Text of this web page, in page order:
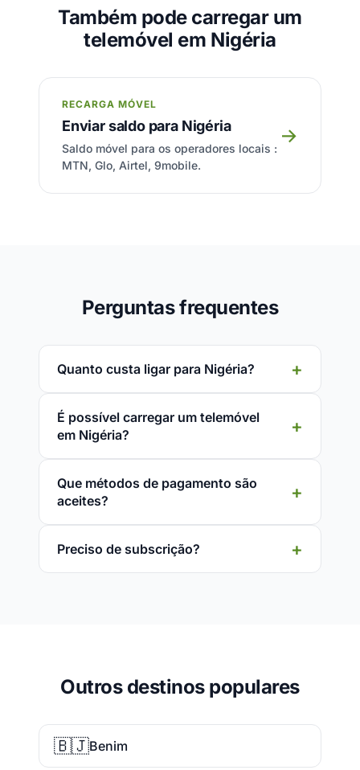
Também pode carregar um
telemóvel em Nigéria
RECARGA MÓVEL
Enviar saldo para Nigéria
Saldo móvel para os operadores locais :
MTN, Glo, Airtel, 9mobile.
→
Perguntas frequentes
Quanto custa ligar para Nigéria?
É possível carregar um telemóvel
em Nigéria?
Que métodos de pagamento são
aceites?
Preciso de subscrição?
Outros destinos populares
🇧🇯Benim